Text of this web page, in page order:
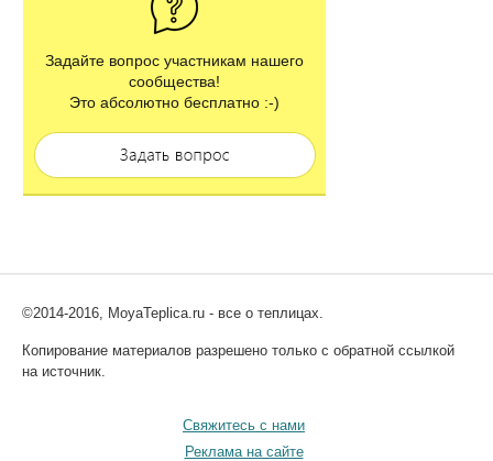
Задайте вопрос участникам нашего
сообщества!
Это абсолютно бесплатно :-)
©2014-2016, MoyaTeplica.ru - все о теплицах.
Копирование материалов разрешено только с обратной ссылкой
на источник.
Свяжитесь с нами
Реклама на сайте